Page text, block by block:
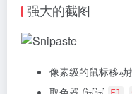
强大的截图
像素级的鼠标移